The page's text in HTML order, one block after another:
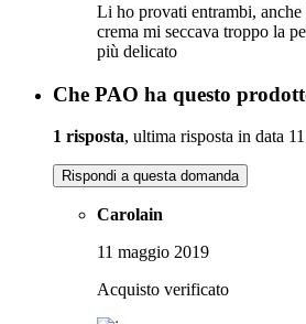
Li ho provati entrambi, anche
crema mi seccava troppo la
più delicato
Che PAO ha questo
1 risposta, ultima risposta in data
Rispondi a questa domanda
Carolain
11 maggio 2019
Acquisto verificato